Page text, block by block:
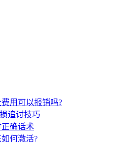
用可以报销吗?
追讨技巧
确话术
何激活?